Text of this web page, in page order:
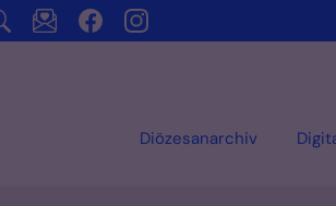
Diözesanarchiv